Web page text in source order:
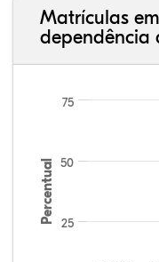
Matrículas
dependência
Percentual 25
50
75